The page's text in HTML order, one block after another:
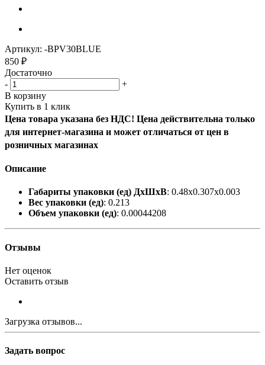
Артикул: -BPV30BLUE
850 ₽
Достаточно
-
+
В корзину
Купить в 1 клик
Цена товара указана без НДС! Цена действительна только
для интернет-магазина и может отличаться от цен в
розничных магазинах
Описание
Габариты упаковки (ед) ДхШхВ: 0.48x0.307x0.003
Вес упаковки (ед): 0.213
Объем упаковки (ед): 0.00044208
Отзывы
Нет оценок
Оставить отзыв
Загрузка отзывов...
Задать вопрос